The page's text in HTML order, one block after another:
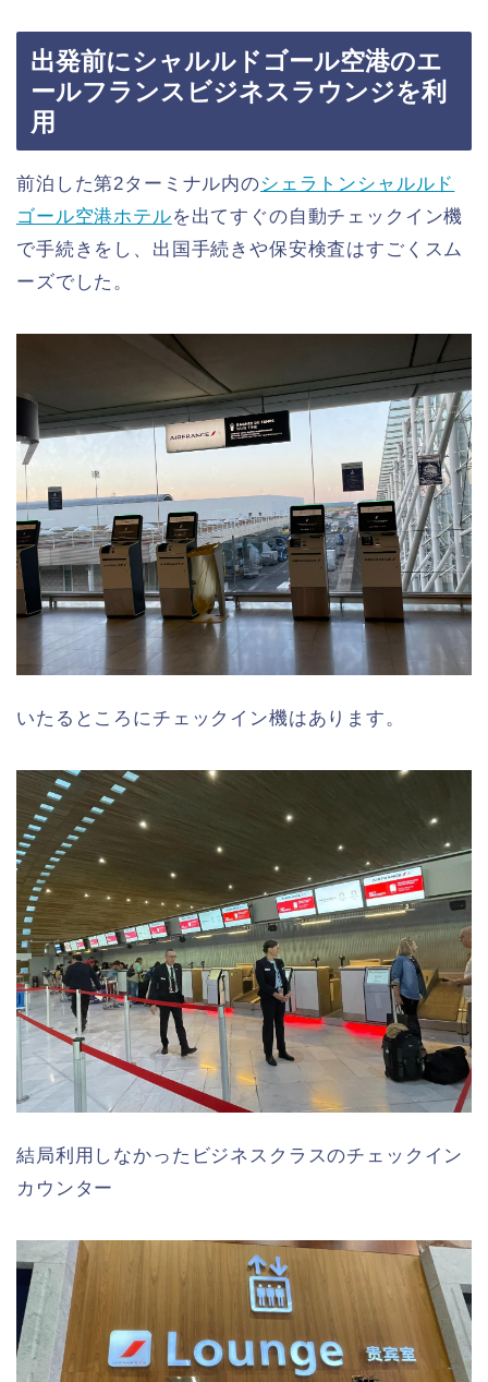
出発前にシャルルドゴール空港のエ
ールフランスビジネスラウンジを利
用
前泊した第2ターミナル内のシェラトンシャルルド
ゴール空港ホテルを出てすぐの自動チェックイン機
で手続きをし、出国手続きや保安検査はすごくスム
ーズでした。
いたるところにチェックイン機はあります。
結局利用しなかったビジネスクラスのチェックイン
カウンター